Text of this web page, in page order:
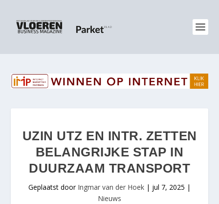
UZIN UTZ EN INTR. ZETTEN
BELANGRIJKE STAP IN
DUURZAAM TRANSPORT
Geplaatst door Ingmar van der Hoek | jul 7, 2025 |
Nieuws